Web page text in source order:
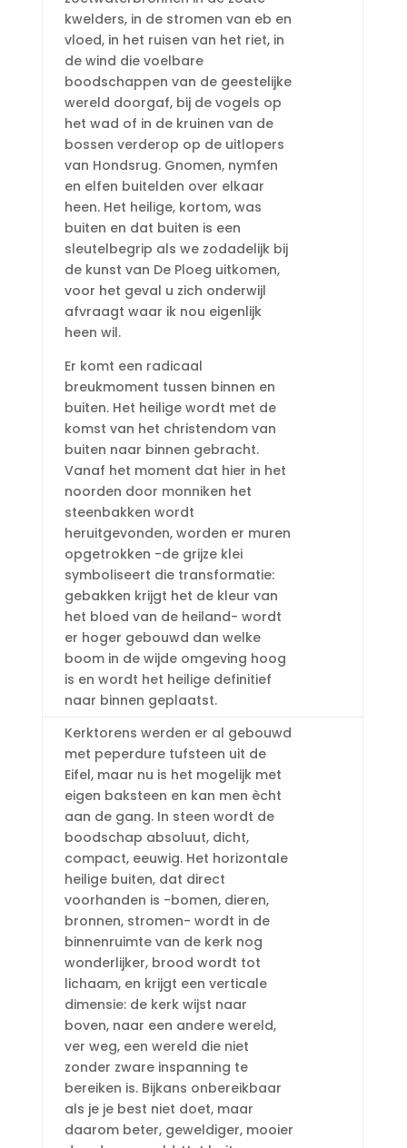
kwelders, in de stromen van eb en
vloed, in het ruisen van het riet, in
de wind die voelbare
boodschappen van de geestelijke
wereld doorgaf, bij de vogels op
het wad of in de kruinen van de
bossen verderop op de uitlopers
van Hondsrug. Gnomen, nymfen
en elfen buitelden over elkaar
heen. Het heilige, kortom, was
buiten en dat buiten is een
sleutelbegrip als we zodadelijk bij
de kunst van De Ploeg uitkomen,
voor het geval u zich onderwijl
afvraagt waar ik nou eigenlijk
heen wil.
Er komt een radicaal
breukmoment tussen binnen en
buiten. Het heilige wordt met de
komst van het christendom van
buiten naar binnen gebracht.
Vanaf het moment dat hier in het
noorden door monniken het
steenbakken wordt
heruitgevonden, worden er muren
opgetrokken -de grijze klei
symboliseert die transformatie:
gebakken krijgt het de kleur van
het bloed van de heiland- wordt
er hoger gebouwd dan welke
boom in de wijde omgeving hoog
is en wordt het heilige definitief
naar binnen geplaatst.
Kerktorens werden er al gebouwd
met peperdure tufsteen uit de
Eifel, maar nu is het mogelijk met
eigen baksteen en kan men ècht
aan de gang. In steen wordt de
boodschap absoluut, dicht,
compact, eeuwig. Het horizontale
heilige buiten, dat direct
voorhanden is -bomen, dieren,
bronnen, stromen- wordt in de
binnenruimte van de kerk nog
wonderlijker, brood wordt tot
lichaam, en krijgt een verticale
dimensie: de kerk wijst naar
boven, naar een andere wereld,
ver weg, een wereld die niet
zonder zware inspanning te
bereiken is. Bijkans onbereikbaar
als je je best niet doet, maar
daarom beter, geweldiger, mooier